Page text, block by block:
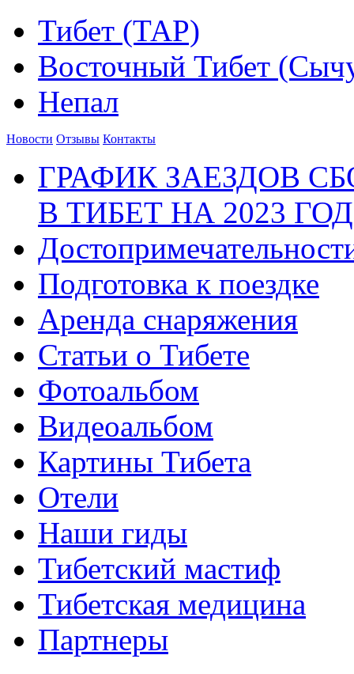
Тибет (ТАР)
Восточный Тибет
Непал
Новости Отзывы Контакты
ГРАФИК ЗАЕЗДОВ
В ТИБЕТ НА 2023 ГОД
Подготовка к поездке
Аренда снаряжения
Статьи о Тибете
Фотоальбом
Видеоальбом
Картины Тибета
Отели
Наши гиды
Тибетский мастиф
Тибетская медицина
Партнеры